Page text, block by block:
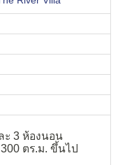
ะ 3 ห้องนอน
ตร.ม. ขึ้นไป